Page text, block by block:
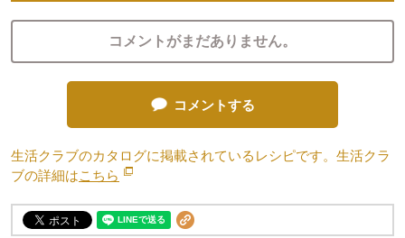
コメントがまだありません。
コメントする
生活クラブのカタログに掲載されているレシピです。生活クラ
ブの詳細はこちら 別のウィンドウで開きます。